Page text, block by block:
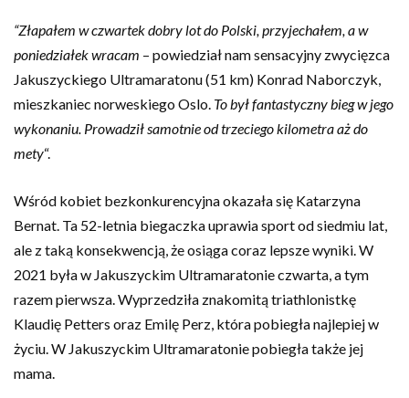
“Złapałem w czwartek dobry lot do Polski, przyjechałem, a w
poniedziałek wracam – powiedział nam sensacyjny zwycięzca
Jakuszyckiego Ultramaratonu (51 km) Konrad Naborczyk,
mieszkaniec norweskiego Oslo. To był fantastyczny bieg w jego
wykonaniu. Prowadził samotnie od trzeciego kilometra aż do
mety“.
Wśród kobiet bezkonkurencyjna okazała się Katarzyna
Bernat. Ta 52-letnia biegaczka uprawia sport od siedmiu lat,
ale z taką konsekwencją, że osiąga coraz lepsze wyniki. W
2021 była w Jakuszyckim Ultramaratonie czwarta, a tym
razem pierwsza. Wyprzedziła znakomitą triathlonistkę
Klaudię Petters oraz Emilę Perz, która pobiegła najlepiej w
życiu. W Jakuszyckim Ultramaratonie pobiegła także jej
mama.